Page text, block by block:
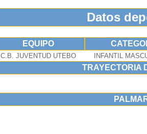
Datos
EQUIPO
C.B. JUVENTUD UTEBO INFANTIL
TRAYECTORIA